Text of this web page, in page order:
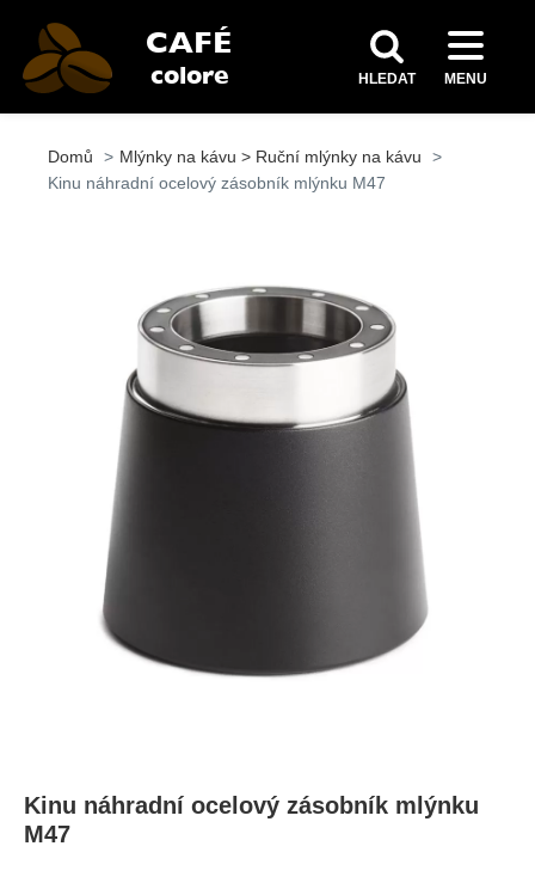
HLEDAT MENU
Domů
Mlýnky na kávu > Ruční mlýnky na kávu
Kinu náhradní ocelový zásobník mlýnku M47
Kinu náhradní ocelový zásobník mlýnku
M47